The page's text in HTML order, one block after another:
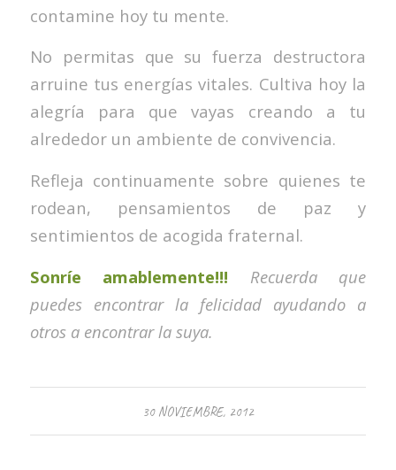
contamine hoy tu mente.
No permitas que su fuerza destructora
arruine tus energías vitales. Cultiva hoy la
alegría para que vayas creando a tu
alrededor un ambiente de convivencia.
Refleja continuamente sobre quienes te
rodean, pensamientos de paz y
sentimientos de acogida fraternal.
Sonríe amablemente!!!
Recuerda que
puedes encontrar la felicidad ayudando a
otros a encontrar la suya.
30 NOVIEMBRE, 2012